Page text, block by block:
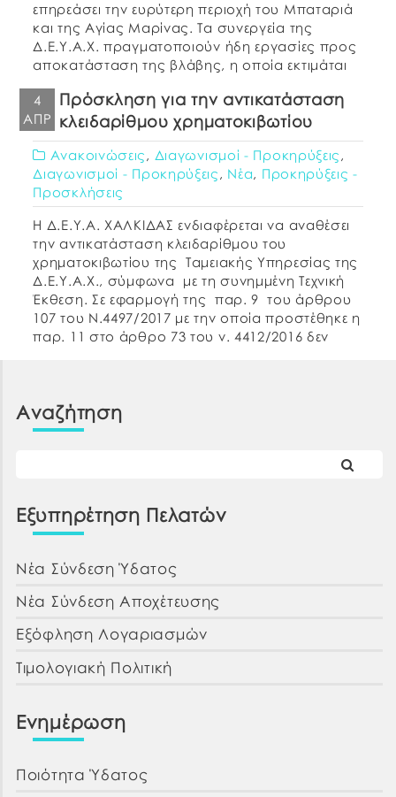
επηρεάσει την ευρύτερη περιοχή του Μπαταριά
και της Αγίας Μαρίνας. Τα συνεργεία της
Δ.Ε.Υ.Α.Χ. πραγματοποιούν ήδη εργασίες προς
αποκατάσταση της βλάβης, η οποία εκτιμάται
4
ΑΠΡ
Πρόσκληση για την αντικατάσταση
κλειδαρίθμου χρηματοκιβωτίου
Ανακοινώσεις , Διαγωνισμοί - Προκηρύξεις ,
Διαγωνισμοί - Προκηρύξεις , Νέα, Προκηρύξεις -
Προσκλήσεις
Η Δ.Ε.Υ.Α. ΧΑΛΚΙΔΑΣ ενδιαφέρεται να αναθέσει
την αντικατάσταση κλειδαρίθμου του
χρηματοκιβωτίου της Ταμειακής Υπηρεσίας της
Δ.Ε.Υ.Α.Χ., σύμφωνα με τη συνημμένη Τεχνική
Έκθεση. Σε εφαρμογή της παρ. 9 του άρθρου
107 του Ν.4497/2017 με την οποία προστέθηκε η
παρ. 11 στο άρθρο 73 του ν. 4412/2016 δεν
Αναζήτηση
Εξυπηρέτηση Πελατών
Νέα Σύνδεση Ύδατος
Νέα Σύνδεση Αποχέτευσης
Εξόφληση Λογαριασμών
Τιμολογιακή Πολιτική
Ενημέρωση
Ποιότητα Ύδατος